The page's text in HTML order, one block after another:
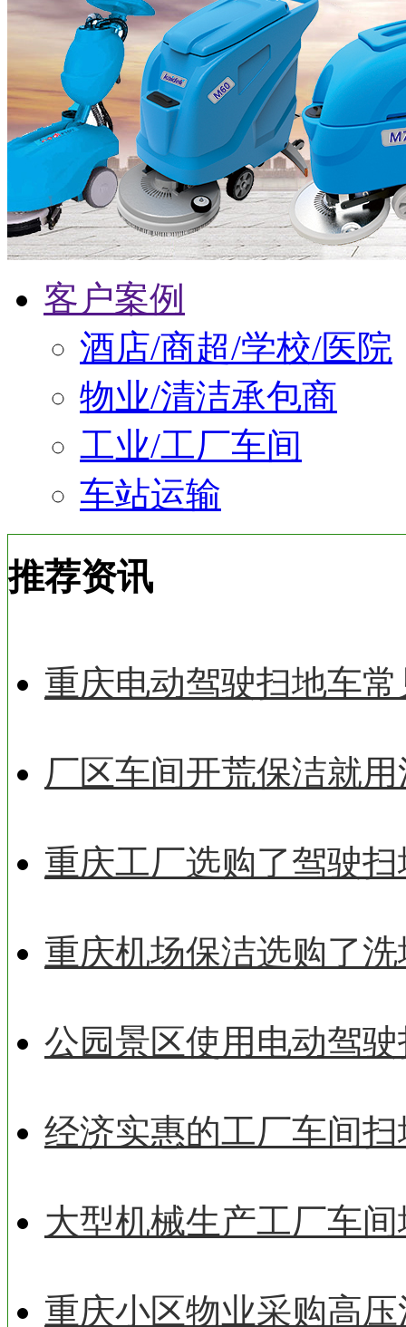
客户案例
酒店/商超/学校/医院
物业/清洁承包商
工业/工厂车间
车站运输
推荐资讯
重庆电动驾驶扫地车
厂区车间开荒保洁就
重庆工厂选购了驾驶
重庆机场保洁选购了
公园景区使用电动驾
经济实惠的工厂车间
大型机械生产工厂车
重庆小区物业采购高